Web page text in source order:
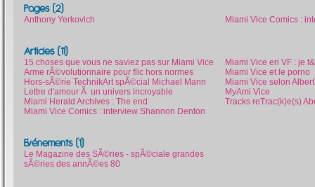
Pages (2)
Anthony Yerkovich Miami Vice Comics :
Articles (11)
15 choses que vous ne saviez pas sur Miami Vice
Arme rÃ©volutionnaire pour flic hors normes
Hors-sÃ©rie TechnikArt spÃ©cial Michael Mann
Lettre d'amour Ã un univers incroyable
Miami Herald Archives : The end
Miami Vice Comics : interview Shannon Denton
Miami Vice en VF : je
Miami Vice et le porno
Miami Vice selon
MyAmi Vice
Tracks reTrac(k)e(s)
Evénements (1)
Le Magazine des SÃ©ries - spÃ©ciale grandes
sÃ©ries des annÃ©es 80